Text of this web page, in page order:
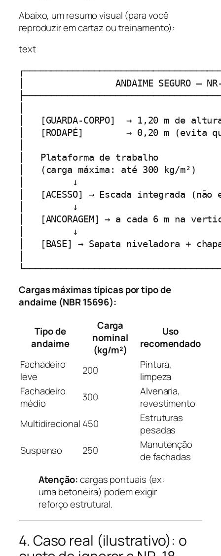
Abaixo, um resumo visual (para você
reproduzir em cartaz ou treinamento):
text
│                 ANDAIME
│   [GUARDA-CORPO]  → 1,20 m
│   [RODAPÉ]        → 0,20 m (evita
│   Plataforma de trabalho
│   (carga máxima: até 300 kg/
│         ↓
│   [ACESSO] → Escada integrada
│         ↓
│   [ANCORAGEM] → a cada 6 m na
│         ↓
│   [BASE] → Sapata niveladora +
Cargas máximas típicas por tipo de
andaime (NBR 15696):
Tipo de
andaime
Carga
nominal
(kg/m²)
Uso
recomendado
Fachadeiro
leve
200
Pintura,
limpeza
Fachadeiro
médio
300
Alvenaria,
revestimento
Multidirecional 450
Estruturas
pesadas
Suspenso
250
Manutenção
de fachadas
Atenção:cargas pontuais (ex:
uma betoneira) podem exigir
reforço estrutural.
4. Caso real (ilustrativo): o